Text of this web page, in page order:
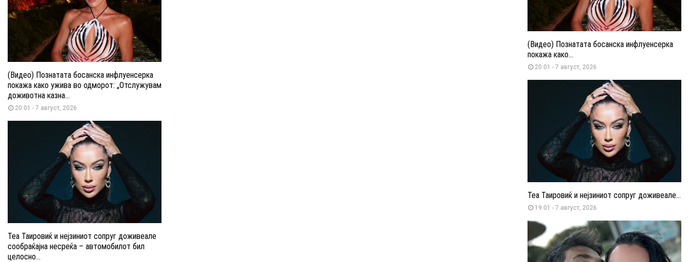
(Видео) Познатата босанска инфлуенсерка
покажа како ужива во одморот: „Отслужувам
доживотна казна...
20:01 - 7 август, 2026
Теа Таировиќ и нејзиниот сопруг доживеале
сообраќајна несреќа – автомобилот бил
целосно...
(Видео) Познатата босанска инфлуенсерка
покажа како...
20:01 - 7 август, 2026
Теа Таировиќ и нејзиниот сопруг доживеале...
19:01 - 7 август, 2026